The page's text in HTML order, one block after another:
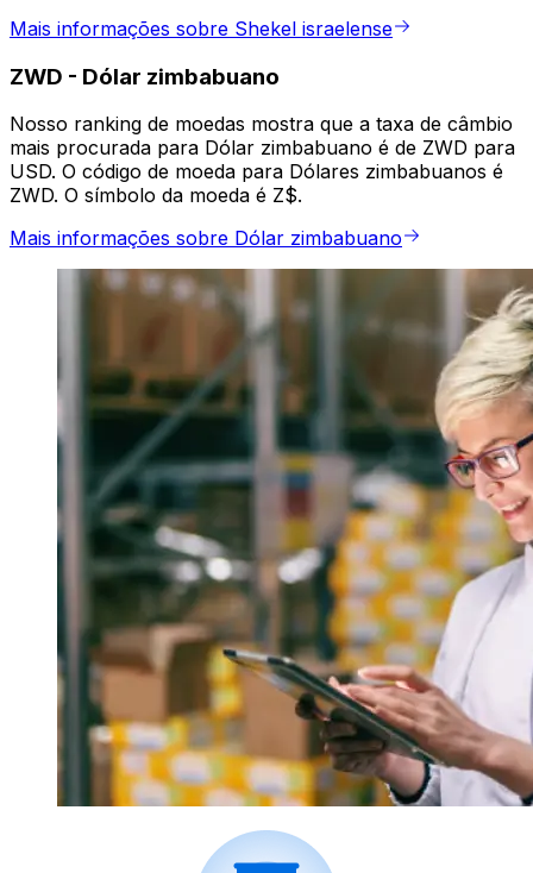
Mais informações sobre Shekel israelense
ZWD - Dólar zimbabuano
Nosso ranking de moedas mostra que a taxa de câmbio
mais procurada para Dólar zimbabuano é de ZWD para
USD. O código de moeda para Dólares zimbabuanos é
ZWD. O símbolo da moeda é Z$.
Mais informações sobre Dólar zimbabuano